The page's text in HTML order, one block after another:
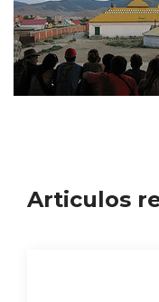
Articulos